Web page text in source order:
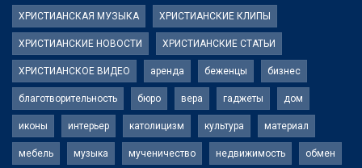
ХРИСТИАНСКАЯ МУЗЫКА ХРИСТИАНСКИЕ КЛИПЫ
ХРИСТИАНСКИЕ НОВОСТИ ХРИСТИАНСКИЕ СТАТЬИ
ХРИСТИАНСКОЕ ВИДЕО аренда беженцы бизнес
благотворительность бюро вера гаджеты дом
иконы интерьер католицизм культура материал
мебель музыка мученичество недвижимость обмен